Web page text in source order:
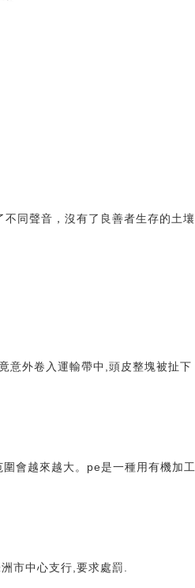
同聲音，沒有了良善者生存的土壤
意外卷入運輸帶中,頭皮整塊被扯下
會越來越大。pe是一種用有機加工
市中心支行,要求處罰.